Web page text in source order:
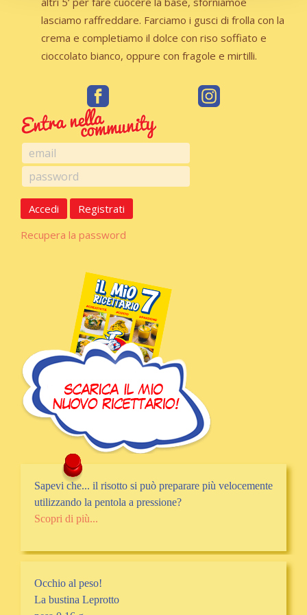
lasciamo raffreddare. Farciamo i gusci di frolla con la
crema e completiamo il dolce con riso soffiato e
cioccolato bianco, oppure con fragole e mirtilli.
Accedi
Registrati
Recupera la password
Sapevi che... il risotto si può preparare più velocemente
utilizzando la pentola a pressione?
Scopri di più...
Occhio al peso!
La bustina Leprotto